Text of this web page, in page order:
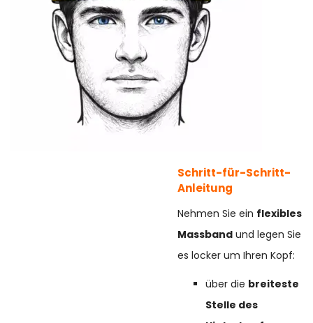
Schritt-für-Schritt-
Anleitung
Nehmen Sie ein flexibles
Massband und legen Sie
es locker um Ihren Kopf:
über die breiteste
Stelle des